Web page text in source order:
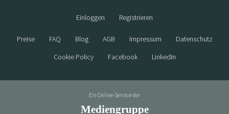
Einloggen Registrieren
Preise FAQ Blog AGB Impressum
Datenschutz
Cookie Policy
Facebook LinkedIn
Ein Online-Service der
Mediengruppe